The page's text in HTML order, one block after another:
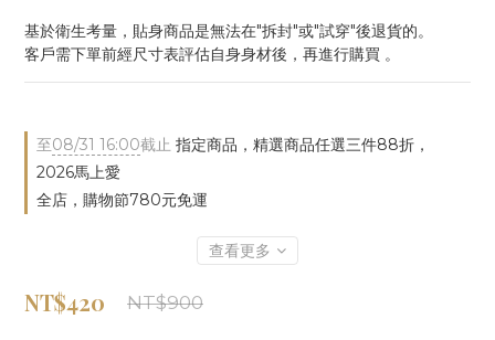
基於衛生考量，貼身商品是無法在"拆封"或"試穿"後退貨的。
客戶需下單前經尺寸表評估自身身材後，再進行購買 。
至08/31 16:00截止 指定商品，精選商品任選三件88折，
2026馬上愛
全店，購物節780元免運
查看更多
NT$420 NT$900